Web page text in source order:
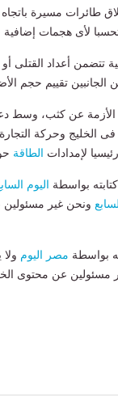
طائرات مسيرة
لأى هجمات إضافية
تتضمن أعداد القتلى
تقييم حجم
الأزمة عن كثب، وسط
الخليج وحركة
لإمدادات
الطاقة
بواسطة اليوم
ونحن غير مسئولين
بواسطة مصر اليوم
مسئولين عن محتوى